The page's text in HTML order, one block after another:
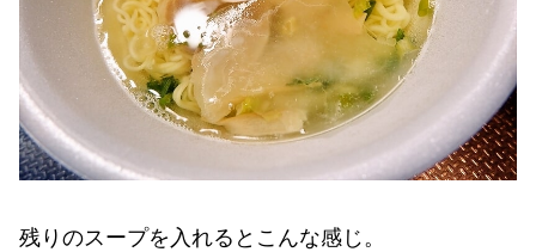
残りのスープを入れるとこんな感じ。